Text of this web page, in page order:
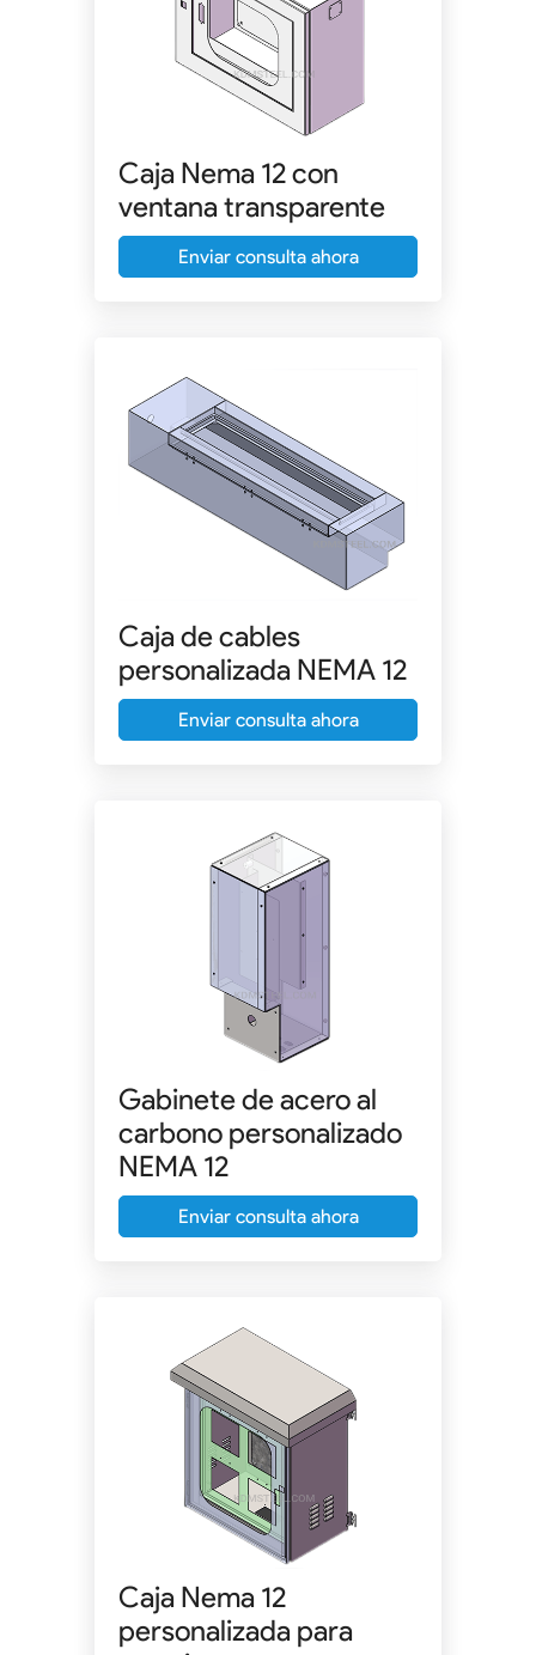
Caja Nema 12 con
ventana transparente
Enviar consulta ahora
Caja de cables
personalizada NEMA 12
Enviar consulta ahora
Gabinete de acero al
carbono personalizado
NEMA 12
Enviar consulta ahora
Caja Nema 12
personalizada para